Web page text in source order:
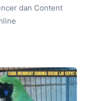
dan Content